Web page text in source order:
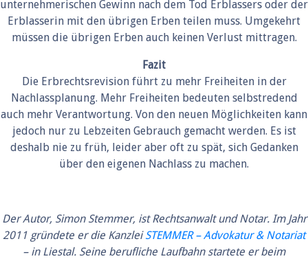
unternehmerischen Gewinn nach dem Tod Erblassers oder der
Erblasserin mit den übrigen Erben teilen muss. Umgekehrt
müssen die übrigen Erben auch keinen Verlust mittragen.
Fazit
Die Erbrechtsrevision führt zu mehr Freiheiten in der
Nachlassplanung. Mehr Freiheiten bedeuten selbstredend
auch mehr Verantwortung. Von den neuen Möglichkeiten kann
jedoch nur zu Lebzeiten Gebrauch gemacht werden. Es ist
deshalb nie zu früh, leider aber oft zu spät, sich Gedanken
über den eigenen Nachlass zu machen.
Der Autor, Simon Stemmer, ist Rechtsanwalt und Notar. Im Jahr
2011 gründete er die KanzleiSTEMMER – Advokatur & Notariat
– in Liestal. Seine berufliche Laufbahn startete er beim